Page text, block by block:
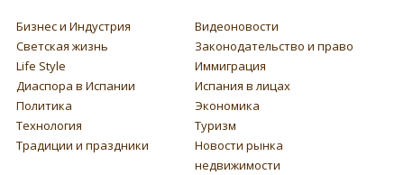
Бизнес и Индустрия
Видеоновости
Светская жизнь
Законодательство и право
Life Style
Иммиграция
Диаспора в Испании
Испания в лицах
Политика
Экономика
Технология
Туризм
Традиции и праздники
Новости рынка
недвижимости